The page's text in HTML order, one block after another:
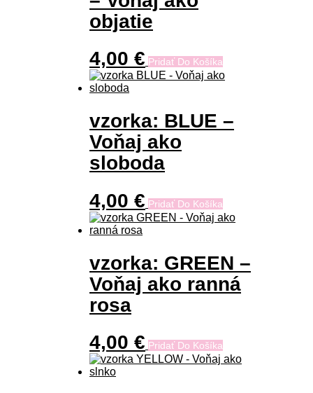
objatie
4,00 € Pridať Do Košíka
vzorka: BLUE –
Voňaj ako
sloboda
4,00 € Pridať Do Košíka
vzorka: GREEN –
Voňaj ako ranná
rosa
4,00 € Pridať Do Košíka